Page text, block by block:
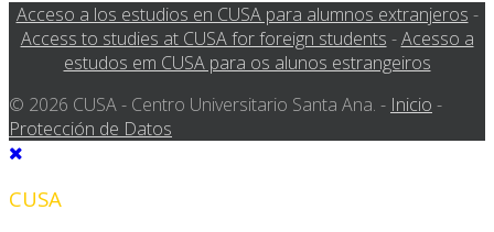
Acceso a los estudios en CUSA para alumnos extranjeros -
Access to studies at CUSA for foreign students -Acesso a
estudos em CUSA para os alunos estrangeiros
© 2026 CUSA - Centro Universitario Santa Ana. - Inicio -
Protección de Datos
CUSA